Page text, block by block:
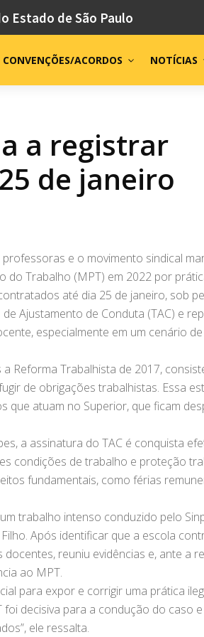
Estado de São Paulo
CONVENÇÕES/ACORDOS NOTÍCIAS
a registrar
de janeiro
e o movimento sindical
Trabalho (MPT) em 2022 por
até dia 25 de janeiro, sob
Ajustamento de Conduta (TAC) e
especialmente em um cenário
Reforma Trabalhista de 2017,
de obrigações trabalhistas. Essa
atuam no Superior, que ficam
a assinatura do TAC é conquista
condições de trabalho e proteção
fundamentais, como férias
trabalho intenso conduzido pelo
Após identificar que a escola
reuniu evidências e, ante a
ao MPT.
para expor e corrigir uma prática
decisiva para a condução do caso
ele ressalta.